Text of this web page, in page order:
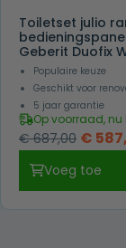
Toiletset julio
Geberit Duofix
Populaire keuze
Geschikt voor
5 jaar garantie
Op voorraad,
€687,00
€
€
Voeg toe